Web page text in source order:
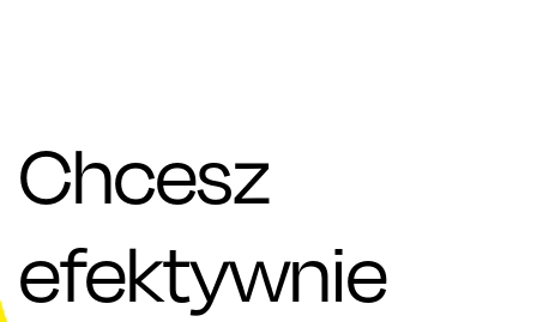
Chcesz
efektywnie